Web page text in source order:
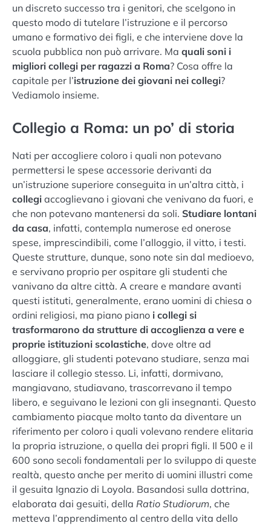
un discreto successo tra i genitori, che scelgono in
questo modo di tutelare l’istruzione e il percorso
umano e formativo dei figli, e che interviene dove la
scuola pubblica non può arrivare. Ma quali soni i
migliori collegi per ragazzi a Roma? Cosa offre la
capitale per l’istruzione dei giovani nei collegi?
Vediamolo insieme.
Collegio a Roma: un po’ di storia
Nati per accogliere coloro i quali non potevano
permettersi le spese accessorie derivanti da
un’istruzione superiore conseguita in un’altra città, i
collegi accoglievano i giovani che venivano da fuori, e
che non potevano mantenersi da soli. Studiare lontani
da casa, infatti, contempla numerose ed onerose
spese, imprescindibili, come l’alloggio, il vitto, i testi.
Queste strutture, dunque, sono note sin dal medioevo,
e servivano proprio per ospitare gli studenti che
vanivano da altre città. A creare e mandare avanti
questi istituti, generalmente, erano uomini di chiesa o
ordini religiosi, ma piano piano i collegi si
trasformarono da strutture di accoglienza a vere e
proprie istituzioni scolastiche, dove oltre ad
alloggiare, gli studenti potevano studiare, senza mai
lasciare il collegio stesso. Li, infatti, dormivano,
mangiavano, studiavano, trascorrevano il tempo
libero, e seguivano le lezioni con gli insegnanti. Questo
cambiamento piacque molto tanto da diventare un
riferimento per coloro i quali volevano rendere elitaria
la propria istruzione, o quella dei propri figli. Il 500 e il
600 sono secoli fondamentali per lo sviluppo di queste
realtà, questo anche per merito di uomini illustri come
il gesuita Ignazio di Loyola. Basandosi sulla dottrina,
elaborata dai gesuiti, della Ratio Studiorum, che
metteva l’apprendimento al centro della vita dello